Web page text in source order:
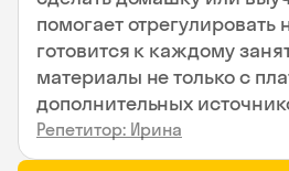
помогает отрегулировать
готовится к каждому
материалы не только с
дополнительных
Репетитор: Ирина